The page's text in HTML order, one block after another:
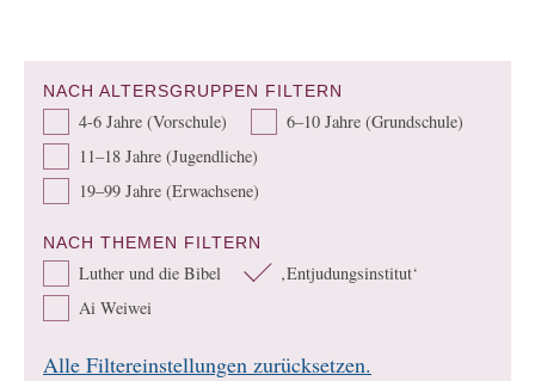
NACH ALTERSGRUPPEN FILTERN
4-6 Jahre (Vorschule)
6–10 Jahre (Grundschule)
11–18 Jahre (Jugendliche)
19–99 Jahre (Erwachsene)
NACH THEMEN FILTERN
Luther und die Bibel
‚Entjudungsinstitut‘
Ai Weiwei
Alle Filtereinstellungen zurücksetzen.